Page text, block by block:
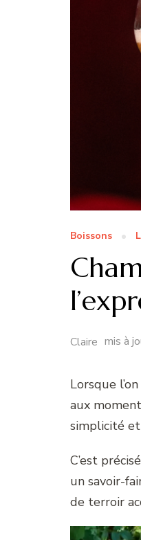
Boissons
Claire mis à
Lorsque
aux
simplicité
C’est
un savoir-
de terroir